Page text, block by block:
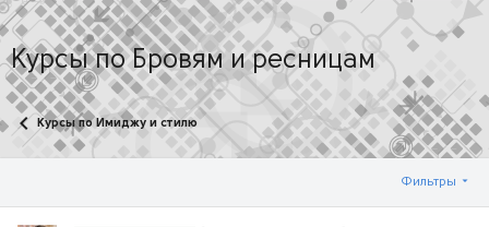
Курсы по Бровям и ресницам
Курсы по Имиджу и стилю
Фильтры